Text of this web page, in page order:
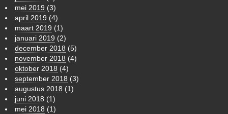
mei 2019 (3)
april 2019 (4)
maart 2019 (1)
januari 2019 (2)
december 2018 (5)
november 2018 (4)
oktober 2018 (4)
september 2018 (3)
augustus 2018 (1)
juni 2018 (1)
mei 2018 (1)